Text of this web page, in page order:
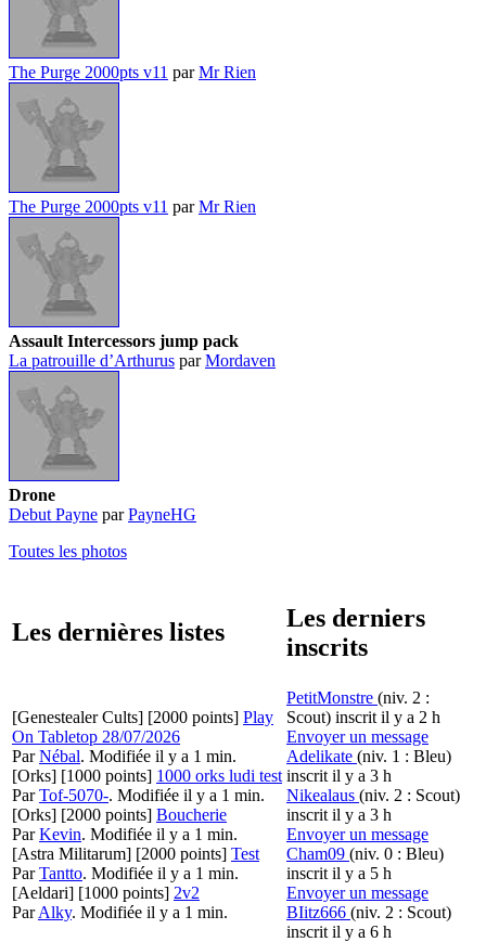
The Purge 2000pts v11 parMr Rien
The Purge 2000pts v11 parMr Rien
Assault Intercessors jump pack
La patrouille d’Arthurus parMordaven
Drone
Debut Payne parPayneHG
Toutes les photos
Les dernières listes
Les derniers
inscrits
[Genestealer Cults] [2000 points] Play
On Tabletop 28/07/2026
ParNébal. Modifiée il y a 1 min.
[Orks] [1000 points] 1000 orks ludi test
ParTof-5070-. Modifiée il y a 1 min.
[Orks] [2000 points] Boucherie
ParKevin. Modifiée il y a 1 min.
[Astra Militarum] [2000 points] Test
ParTantto. Modifiée il y a 1 min.
[Aeldari] [1000 points] 2v2
ParAlky. Modifiée il y a 1 min.
PetitMonstre (niv. 2 :
Scout) inscrit il y a 2 h
Envoyer un message
Adelikate (niv. 1 : Bleu)
inscrit il y a 3 h
Nikealaus (niv. 2 : Scout)
inscrit il y a 3 h
Envoyer un message
Cham09 (niv. 0 : Bleu)
inscrit il y a 5 h
Envoyer un message
BIitz666 (niv. 2 : Scout)
inscrit il y a 6 h